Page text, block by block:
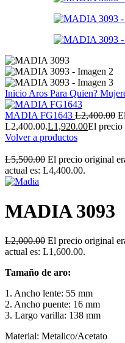
Inicio Aros Para Quien?
MADIA FG1643 L2,400.00
L2,400.00.L1,920.00El precio
Volver a productos
L5,500.00 El precio original
actual es: L4,400.00.
MADIA 3093
L2,000.00 El precio original
actual es: L1,600.00.
Tamaño de aro:
1. Ancho lente: 55 mm
2. Ancho puente: 16 mm
3. Largo varilla: 138 mm
Material: Metalico/Acetato